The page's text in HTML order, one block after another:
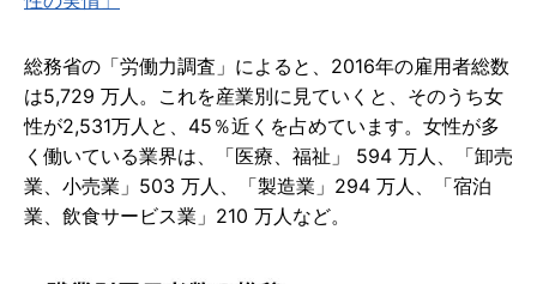
総務省の「労働力調査」によると、2016年の雇用者総数
は5,729 万人。これを産業別に見ていくと、そのうち女
性が2,531万人と、45％近くを占めています。女性が多
く働いている業界は、「医療、福祉」 594 万人、「卸売
業、小売業」503 万人、「製造業」294 万人、「宿泊
業、飲食サービス業」210 万人など。